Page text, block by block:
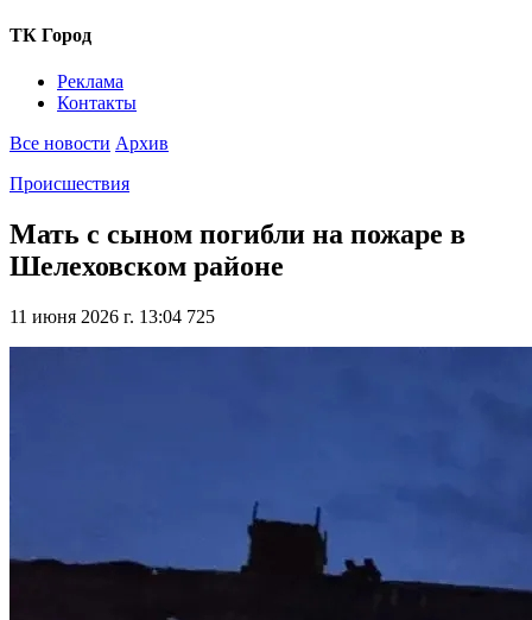
ТК Город
Реклама
Контакты
Все новости Архив
Происшествия
Мать с сыном погибли на пожаре в
Шелеховском районе
11 июня 2026 г. 13:04 725